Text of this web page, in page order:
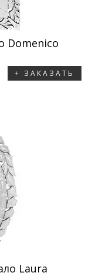
Domenico
ЗАКАЗАТЬ
Laura